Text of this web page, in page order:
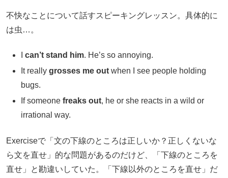
不快なことについて話すスピーキングレッスン。具体的に
は虫…。
Ican’t stand him. He’s so annoying.
It reallygrosses me out when I see people holding
bugs.
If someonefreaks out, he or she reacts in a wild or
irrational way.
Exerciseで「文の下線のところは正しいか？正しくないな
ら文を直せ」的な問題があるのだけど、「下線のところを
直せ」と勘違いしていた。「下線以外のところを直せ」だ